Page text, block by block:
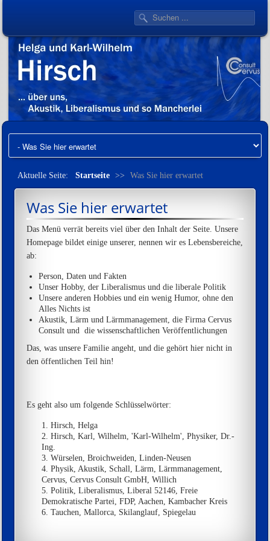
Aktuelle Seite: Startseite >> Was Sie hier erwartet
Was Sie hier erwartet
Das Menü verrät bereits viel über den Inhalt der Seite. Unsere
Homepage bildet einige unserer, nennen wir es Lebensbereiche,
ab:
Person, Daten und Fakten
Unser Hobby, der Liberalismus und die liberale Politik
Unsere anderen Hobbies und ein wenig Humor, ohne den
Alles Nichts ist
Akustik, Lärm und Lärmmanagement, die Firma Cervus
Consult und die wissenschaftlichen Veröffentlichungen
Das, was unsere Familie angeht, und die gehört hier nicht in
den öffentlichen Teil hin!
Es geht also um folgende Schlüsselwörter:
Hirsch, Helga
Hirsch, Karl, Wilhelm, 'Karl-Wilhelm', Physiker, Dr.-
Ing.
Würselen, Broichweiden, Linden-Neusen
Physik, Akustik, Schall, Lärm, Lärmmanagement,
Cervus, Cervus Consult GmbH, Willich
Politik, Liberalismus, Liberal 52146, Freie
Demokratische Partei, FDP, Aachen, Kambacher Kreis
Tauchen, Mallorca, Skilanglauf, Spiegelau